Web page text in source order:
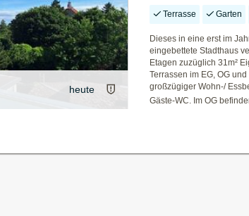
heute
Terrasse Garten
Dieses in eine erst im
eingebettete Stadthaus
Etagen zuzüglich 31m²
Terrassen im EG, OG
großzügiger Wohn-/
Gäste-WC. Im OG